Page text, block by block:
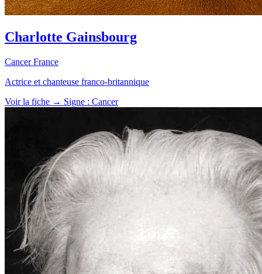
Charlotte Gainsbourg
Cancer France
Actrice et chanteuse franco-britannique
Voir la fiche → Signe : Cancer